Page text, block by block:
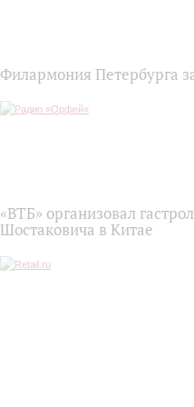
Филармония Петербурга
«ВТБ» организовал
Шостаковича в Китае